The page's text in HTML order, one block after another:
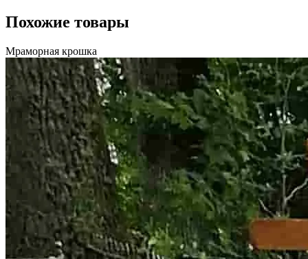
Похожие товары
Мраморная крошка